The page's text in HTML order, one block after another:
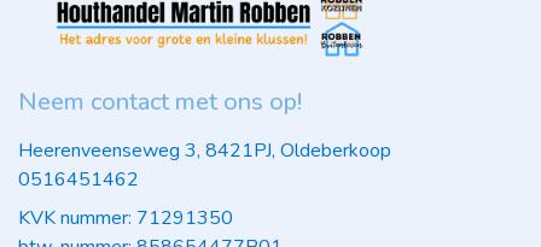
Neem contact met ons op!
Heerenveenseweg 3, 8421PJ, Oldeberkoop
0516451462
KVK nummer: 71291350